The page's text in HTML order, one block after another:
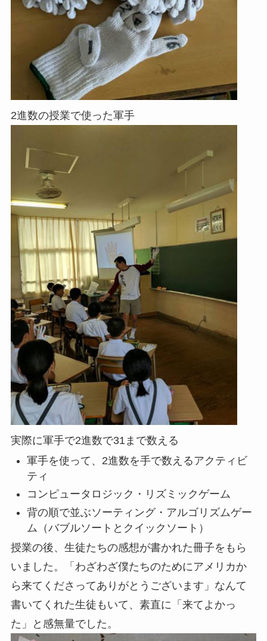
2進数の授業で使った軍手
実際に軍手で2進数で31まで数える
軍手を使って、2進数を手で数えるアクティビ
ティ
コンピュータロジック・リズミックゲーム
背の順で並ぶソーティング・アルゴリズムゲー
ム（バブルソートとクイックソート）
授業の後、生徒たちの感想が書かれた冊子をもら
いました。「わざわざ僕たちのためにアメリカか
ら来てくださってありがとうございます」なんて
書いてくれた生徒もいて、素直に「来てよかっ
た」と感無量でした。